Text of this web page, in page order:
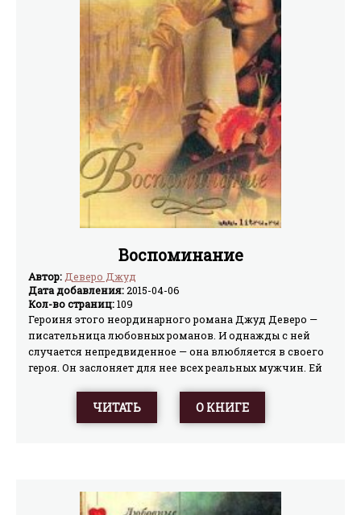
Воспоминание
Автор: Деверо Джуд
Дата добавления:2015-04-06
Кол-во страниц:109
Героиня этого неординарного романа Джуд Деверо —
писательница любовных романов. И однажды с ней
случается непредвиденное — она влюбляется в своего
героя. Он заслоняет для нее всех реальных мужчин. Ей
перед ней со всей отчетливость. Желая понять
случившееся она обращается к женщине-мистику Норе.
жизней, но и повлиять на ход событий настоящей.
ЧИТАТЬ О КНИГЕ